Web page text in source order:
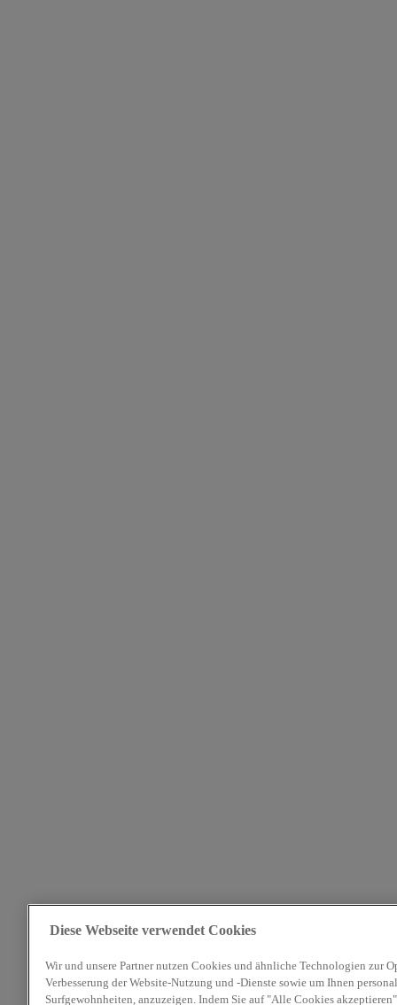
Diese Webseite verwendet Cookies
Wir und unsere Partner nutzen Cookies und ähnliche Technologien zur
Verbesserung der Website-Nutzung und -Dienste sowie um Ihnen
Surfgewohnheiten, anzuzeigen. Indem Sie auf "Alle Cookies